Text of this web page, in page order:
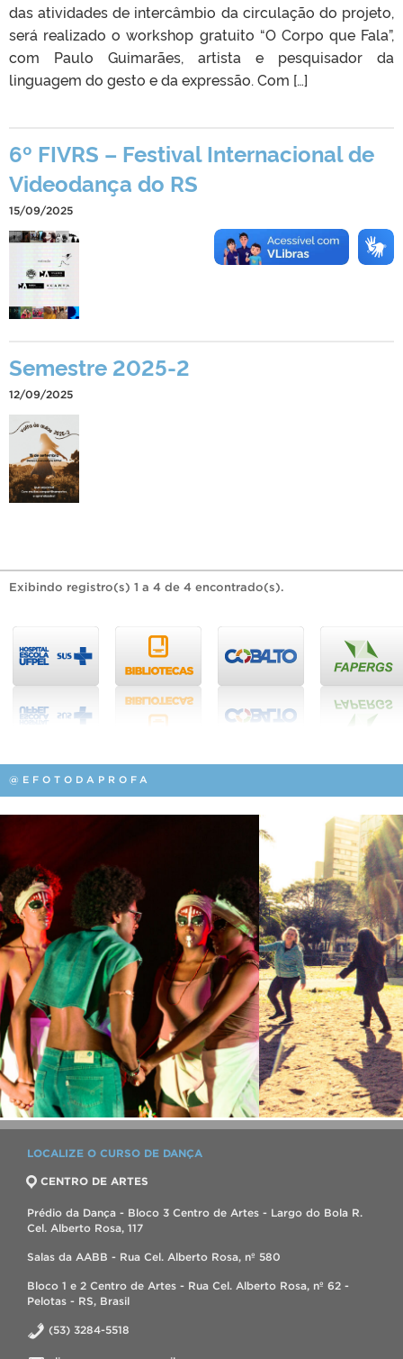
das atividades de intercâmbio da circulação do projeto,
será realizado o workshop gratuito “O Corpo que Fala”,
com Paulo Guimarães, artista e pesquisador da
linguagem do gesto e da expressão. Com […]
6º FIVRS – Festival Internacional de
Videodança do RS
15/09/2025
Semestre 2025-2
12/09/2025
Exibindo registro(s) 1 a 4 de 4 encontrado(s).
@EFOTODAPROFA
LOCALIZE O CURSO DE DANÇA
CENTRO DE ARTES
Prédio da Dança - Bloco 3 Centro de Artes - Largo do Bola R.
Cel. Alberto Rosa, 117
Salas da AABB - Rua Cel. Alberto Rosa, nº 580
Bloco 1 e 2 Centro de Artes - Rua Cel. Alberto Rosa, nº 62 -
Pelotas - RS, Brasil
(53) 3284-5518